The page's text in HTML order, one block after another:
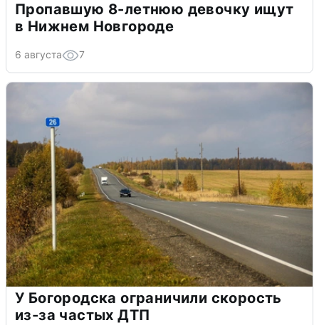
Пропавшую 8-летнюю девочку ищут
в Нижнем Новгороде
6 августа 7
У Богородска ограничили скорость
из-за частых ДТП